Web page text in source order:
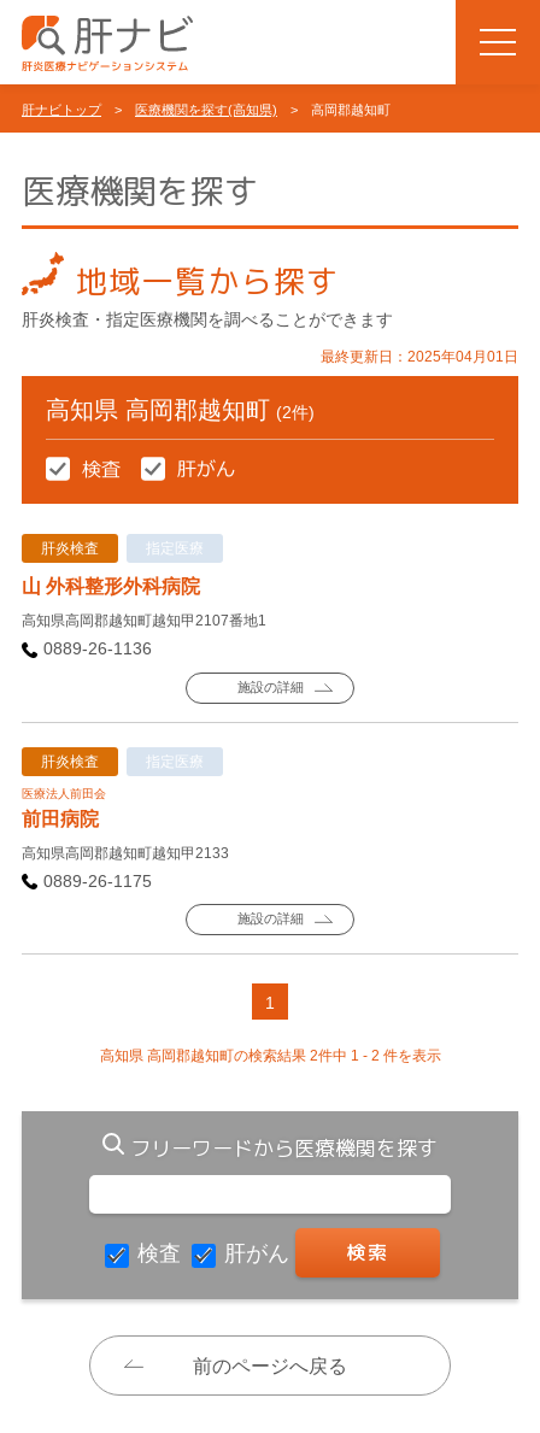
肝ナビトップ> 医療機関を探す(高知県) > 高岡郡越知町
医療機関を探す
地域一覧から探す
肝炎検査・指定医療機関を調べることができます
最終更新日：2025年04月01日
高知県 高岡郡越知町 (2件)
肝炎検査 指定医療
山 外科整形外科病院
高知県高岡郡越知町越知甲2107番地1
0889-26-1136
施設の詳細
肝炎検査 指定医療
医療法人前田会
前田病院
高知県高岡郡越知町越知甲2133
0889-26-1175
施設の詳細
1
高知県 高岡郡越知町の検索結果 2件中 1 - 2 件を表示
フリーワードから医療機関を探す
検査 肝がん
前のページへ戻る